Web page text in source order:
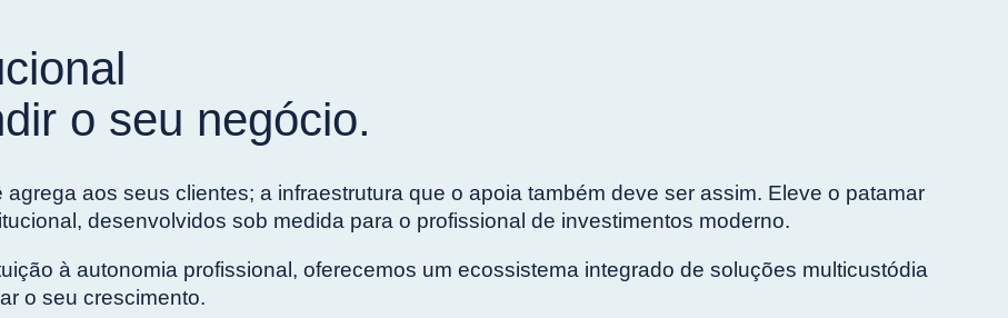
o seu negócio.
aos seus clientes; a infraestrutura que o apoia também deve ser assim. Eleve o patamar
desenvolvidos sob medida para o profissional de investimentos moderno.
à autonomia profissional, oferecemos um ecossistema integrado de soluções multicustódia
o seu crescimento.